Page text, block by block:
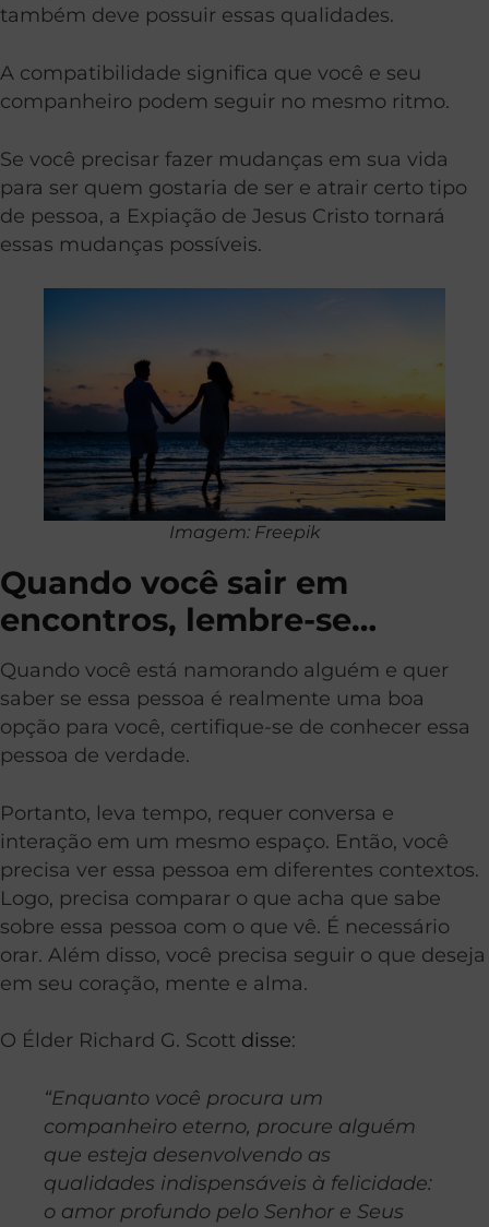
também deve possuir essas qualidades.
A compatibilidade significa que você e seu
companheiro podem seguir no mesmo ritmo.
Se você precisar fazer mudanças em sua vida
para ser quem gostaria de ser e atrair certo tipo
de pessoa, a Expiação de Jesus Cristo tornará
essas mudanças possíveis.
Imagem: Freepik
Quando você sair em
encontros, lembre-se…
Quando você está namorando alguém e quer
saber se essa pessoa é realmente uma boa
opção para você, certifique-se de conhecer essa
pessoa de verdade.
Portanto, leva tempo, requer conversa e
interação em um mesmo espaço. Então, você
precisa ver essa pessoa em diferentes contextos.
Logo, precisa comparar o que acha que sabe
sobre essa pessoa com o que vê. É necessário
orar. Além disso, você precisa seguir o que deseja
em seu coração, mente e alma.
O Élder Richard G. Scott disse:
“Enquanto você procura um
companheiro eterno, procure alguém
que esteja desenvolvendo as
qualidades indispensáveis à felicidade:
o amor profundo pelo Senhor e Seus